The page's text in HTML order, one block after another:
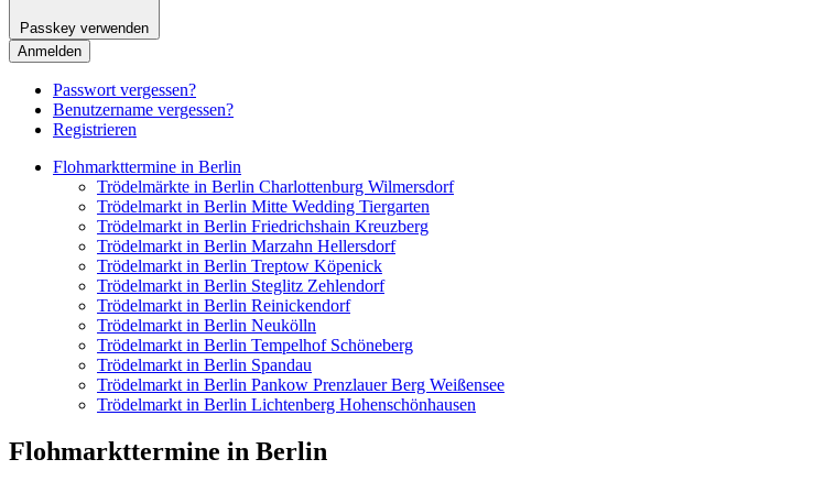
Passkey verwenden
Anmelden
Passwort vergessen?
Benutzername vergessen?
Registrieren
Flohmarkttermine in Berlin
Trödelmärkte in Berlin Charlottenburg Wilmersdorf
Trödelmarkt in Berlin Mitte Wedding Tiergarten
Trödelmarkt in Berlin Friedrichshain Kreuzberg
Trödelmarkt in Berlin Marzahn Hellersdorf
Trödelmarkt in Berlin Treptow Köpenick
Trödelmarkt in Berlin Steglitz Zehlendorf
Trödelmarkt in Berlin Reinickendorf
Trödelmarkt in Berlin Neukölln
Trödelmarkt in Berlin Tempelhof Schöneberg
Trödelmarkt in Berlin Spandau
Trödelmarkt in Berlin Pankow Prenzlauer Berg Weißensee
Trödelmarkt in Berlin Lichtenberg Hohenschönhausen
Flohmarkttermine in Berlin